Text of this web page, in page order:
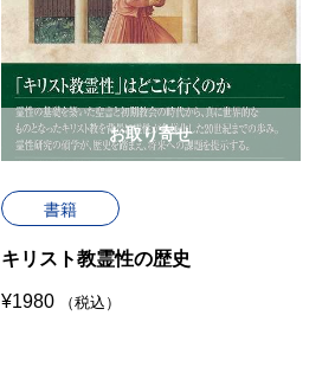
書籍
キリスト教霊性の歴史
¥1980 （税込）
お取り寄せ